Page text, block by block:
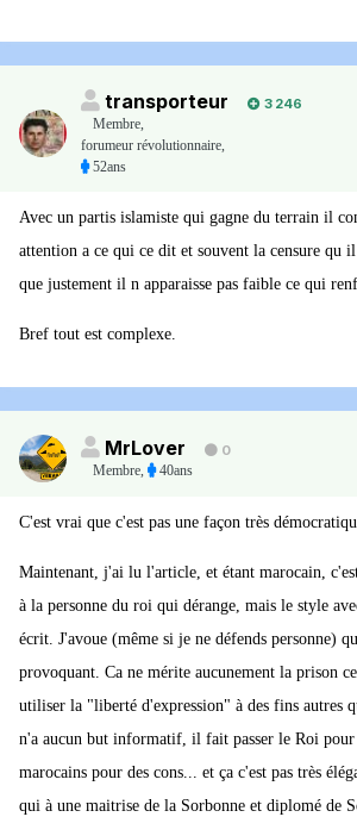
transporteur
3 246
Membre,
forumeur révolutionnaire,
52ans
Avec un partis islamiste qui gagne du terrain il
attention a ce qui ce dit et souvent la censure qu
que justement il n apparaisse pas faible ce qui
Bref tout est complexe.
MrLover
0
Membre, 40ans
C'est vrai que c'est pas une façon très
Maintenant, j'ai lu l'article, et étant marocain,
à la personne du roi qui dérange, mais le style
écrit. J'avoue (même si je ne défends personne)
provoquant. Ca ne mérite aucunement la prison
utiliser la "liberté d'expression" à des fins autres
n'a aucun but informatif, il fait passer le Roi pour
marocains pour des cons... et ça c'est pas très
qui à une maitrise de la Sorbonne et diplomé de